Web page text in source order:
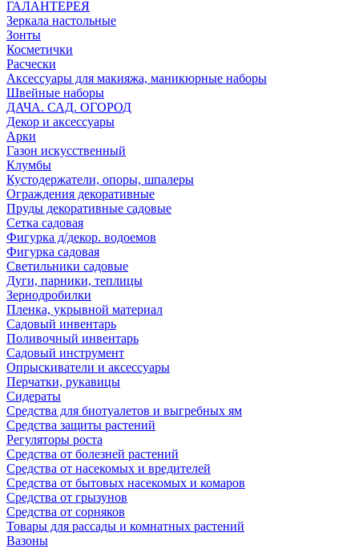
ГАЛАНТЕРЕЯ
Зеркала настольные
Зонты
Косметички
Расчески
Аксессуары для макияжа, маникюрные наборы
Швейные наборы
ДАЧА. САД. ОГОРОД
Декор и аксессуары
Арки
Газон искусственный
Клумбы
Кустодержатели, опоры, шпалеры
Ограждения декоративные
Пруды декоративные садовые
Сетка садовая
Фигурка д/декор. водоемов
Фигурка садовая
Светильники садовые
Дуги, парники, теплицы
Зернодробилки
Пленка, укрывной материал
Садовый инвентарь
Поливочный инвентарь
Садовый инструмент
Опрыскиватели и аксессуары
Перчатки, рукавицы
Сидераты
Средства для биотуалетов и выгребных ям
Средства защиты растений
Регуляторы роста
Средства от болезней растений
Средства от насекомых и вредителей
Средства от бытовых насекомых и комаров
Средства от грызунов
Средства от сорняков
Товары для рассады и комнатных растений
Вазоны